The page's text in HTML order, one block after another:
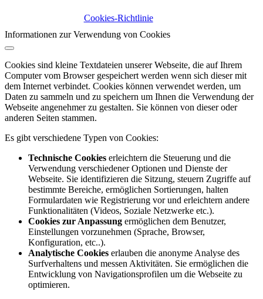
Cookies-Richtlinie
Informationen zur Verwendung von Cookies
Cookies sind kleine Textdateien unserer Webseite, die auf Ihrem
Computer vom Browser gespeichert werden wenn sich dieser mit
dem Internet verbindet. Cookies können verwendet werden, um
Daten zu sammeln und zu speichern um Ihnen die Verwendung der
Webseite angenehmer zu gestalten. Sie können von dieser oder
anderen Seiten stammen.
Es gibt verschiedene Typen von Cookies:
Technische Cookies erleichtern die Steuerung und die
Verwendung verschiedener Optionen und Dienste der
Webseite. Sie identifizieren die Sitzung, steuern Zugriffe auf
bestimmte Bereiche, ermöglichen Sortierungen, halten
Formulardaten wie Registrierung vor und erleichtern andere
Funktionalitäten (Videos, Soziale Netzwerke etc.).
Cookies zur Anpassung ermöglichen dem Benutzer,
Einstellungen vorzunehmen (Sprache, Browser,
Konfiguration, etc..).
Analytische Cookies erlauben die anonyme Analyse des
Surfverhaltens und messen Aktivitäten. Sie ermöglichen die
Entwicklung von Navigationsprofilen um die Webseite zu
optimieren.